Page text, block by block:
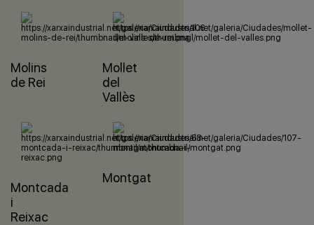
Molins
de Rei
Mollet
del
Vallès
Montcada
i
Reixac
Montgat